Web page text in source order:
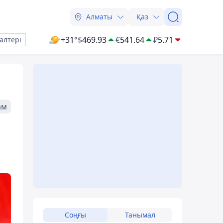
Алматы Қаз
+31°$469.93 €541.64 ₽5.71
Соңғы Танымал